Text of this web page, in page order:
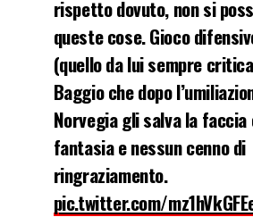
rispetto dovuto, non si
queste cose. Gioco
(quello da lui sempre
Baggio che dopo
Norvegia gli salva la faccia
fantasia e nessun cenno di
ringraziamento.
pic.twitter.com/